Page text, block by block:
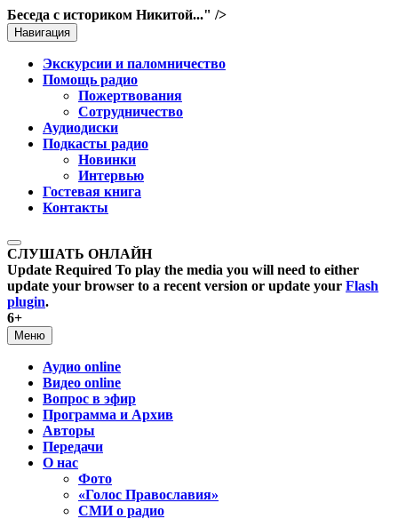
Беседа с историком Никитой..." />
Навигация
Экскурсии и паломничество
Помощь радио
Пожертвования
Сотрудничество
Аудиодиски
Подкасты радио
Новинки
Интервью
Гостевая книга
Контакты
СЛУШАТЬ ОНЛАЙН
Update Required To play the media you will need to either
update your browser to a recent version or update your Flash
plugin.
6+
Меню
Аудио online
Видео online
Вопрос в эфир
Программа и Архив
Авторы
Передачи
О нас
Фото
«Голос Православия»
СМИ о радио